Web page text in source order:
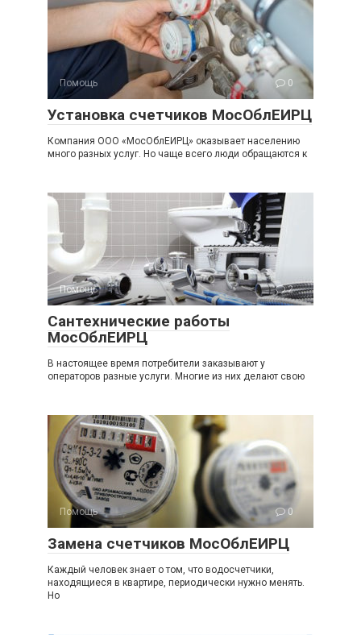
Помощь 0
Установка счетчиков МосОблЕИРЦ
Компания ООО «МосОблЕИРЦ» оказывает населению
много разных услуг. Но чаще всего люди обращаются к
Помощь 2
Сантехнические работы
МосОблЕИРЦ
В настоящее время потребители заказывают у
операторов разные услуги. Многие из них делают свою
Помощь 0
Замена счетчиков МосОблЕИРЦ
Каждый человек знает о том, что водосчетчики,
находящиеся в квартире, периодически нужно менять.
Но